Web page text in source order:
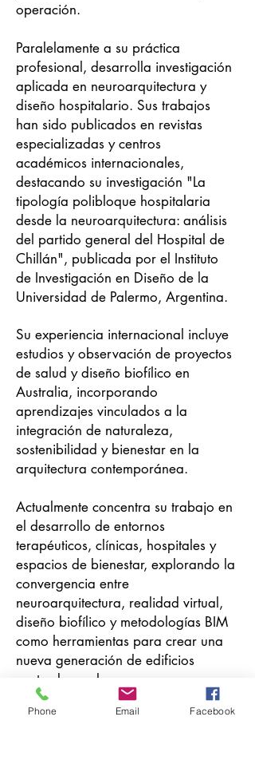
operación.
Paralelamente a su práctica
profesional, desarrolla investigación
aplicada en neuroarquitectura y
diseño hospitalario. Sus trabajos
han sido publicados en revistas
especializadas y centros
académicos internacionales,
destacando su investigación "La
tipología polibloque hospitalaria
desde la neuroarquitectura: análisis
del partido general del Hospital de
Chillán", publicada por el Instituto
de Investigación en Diseño de la
Universidad de Palermo, Argentina.
Su experiencia internacional incluye
estudios y observación de proyectos
de salud y diseño biofílico en
Australia, incorporando
aprendizajes vinculados a la
integración de naturaleza,
sostenibilidad y bienestar en la
arquitectura contemporánea.
Actualmente concentra su trabajo en
el desarrollo de entornos
terapéuticos, clínicas, hospitales y
espacios de bienestar, explorando la
convergencia entre
neuroarquitectura, realidad virtual,
diseño biofílico y metodologías BIM
como herramientas para crear una
nueva generación de edificios
centrados en las personas.
Phone Email Facebook